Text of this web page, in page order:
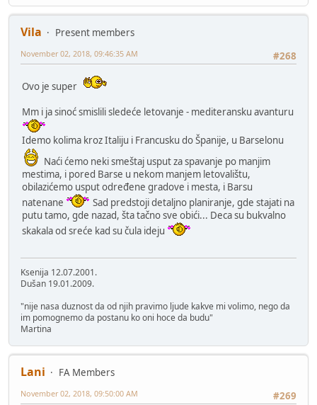
Vila
Present members
#268
November 02, 2018, 09:46:35 AM
Ovo je super
Mm i ja sinoć smislili sledeće letovanje - mediteransku avanturu
Idemo kolima kroz Italiju i Francusku do Španije, u Barselonu
Naći ćemo neki smeštaj usput za spavanje po manjim
mestima, i pored Barse u nekom manjem letovalištu,
obilazićemo usput određene gradove i mesta, i Barsu
natenane
Sad predstoji detaljno planiranje, gde stajati na
putu tamo, gde nazad, šta tačno sve obići... Deca su bukvalno
skakala od sreće kad su čula ideju
Ksenija 12.07.2001.
Dušan 19.01.2009.
"nije nasa duznost da od njih pravimo ljude kakve mi volimo, nego da
im pomognemo da postanu ko oni hoce da budu"
Martina
Lani
FA Members
#269
November 02, 2018, 09:50:00 AM